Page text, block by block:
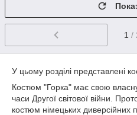
1 /
У цьому розділі представлені
Костюм "Горка" має свою
часи Другої світової війни.
костюм німецьких диверсійних